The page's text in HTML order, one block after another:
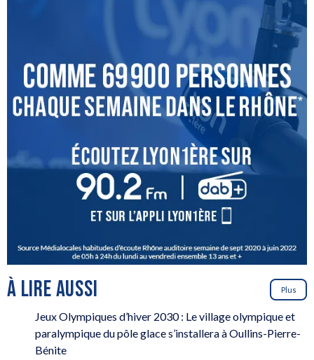
À LIRE AUSSI Plus
Jeux Olympiques d’hiver 2030 : Le village olympique et
paralympique du pôle glace s’installera à Oullins-Pierre-
Bénite